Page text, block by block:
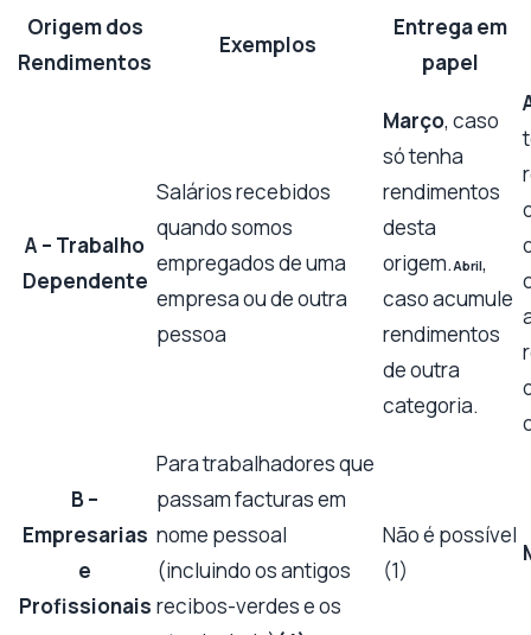
Origem dos
Rendimentos
Exemplos
Entrega em
papel
A – Trabalho
Dependente
Salários recebidos
quando somos
empregados de uma
empresa ou de outra
pessoa
Março, caso
só tenha
rendimentos
desta
origem.Abril,
caso acumule
rendimentos
de outra
categoria.
B –
Empresarias
e
Profissionais
Para trabalhadores que
passam facturas em
nome pessoal
(incluindo os antigos
recibos-verdes e os
Não é possível
(1)